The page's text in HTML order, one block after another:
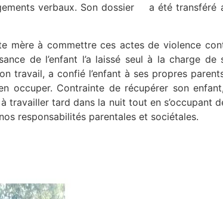
verbaux. Son dossier a été
mère à commettre ces actes de violence
de l’enfant l’a laissé seul à la charge
travail, a confié l’enfant à ses propres
occuper. Contrainte de récupérer son
tard dans la nuit tout en s’occupant
responsabilités parentales et sociétales.